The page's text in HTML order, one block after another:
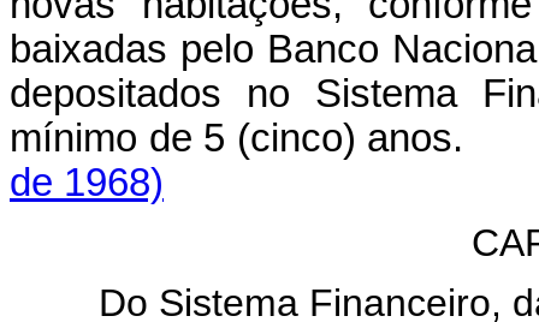
baixadas pelo Banco
depositados no Sistema
mínimo de 5
de 1968)
Do Sistema Financeiro,